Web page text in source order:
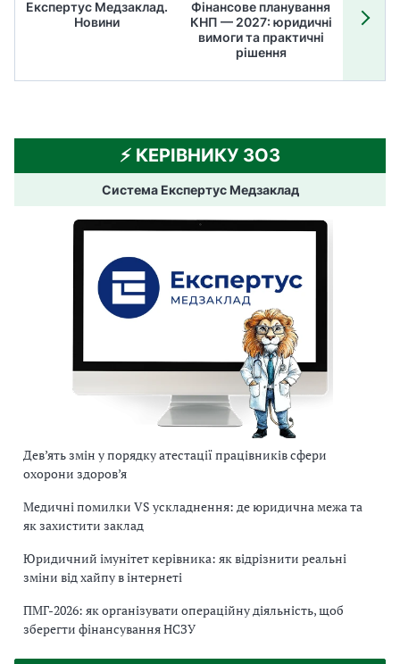
Експертус Медзаклад.
Новини
Фінансове планування
КНП — 2027: юридичні
вимоги та практичні
рішення
⚡️ КЕРІВНИКУ ЗОЗ
Система Експертус Медзаклад
Дев’ять змін у порядку атестації працівників сфери
охорони здоров’я
Медичні помилки VS ускладнення: де юридична межа та
як захистити заклад
Юридичний імунітет керівника: як відрізнити реальні
зміни від хайпу в інтернеті
ПМГ-2026: як організувати операційну діяльність, щоб
зберегти фінансування НСЗУ